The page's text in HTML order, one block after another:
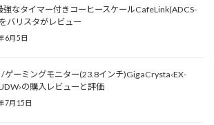
強なタイマー付きコーヒースケールCafeLink(ADCS-
バリスタがレビュー
6月5日
/ゲーミングモニター(23.8インチ)GigaCrysta‹EX-
の購入レビューと評価
7月15日